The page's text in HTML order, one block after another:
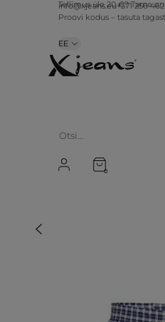
info@xjeans.eu+371 256
Tellimus üle 20 €? Tarne
Proovi kodus – tasuta
EE
0